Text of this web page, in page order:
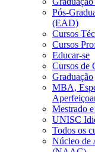
Pós-
(EAD)
Cursos
Cursos
Educar-se
Cursos de
Graduação
MBA,
Mestrado
UNISC
Todos os
Núcleo de